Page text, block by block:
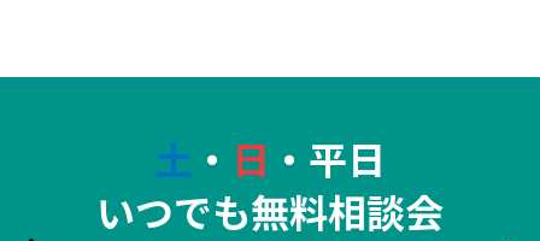
土 ・ 日 ・平日
いつでも無料相談会